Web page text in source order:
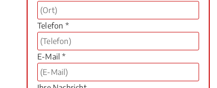
Telefon *
E-Mail *